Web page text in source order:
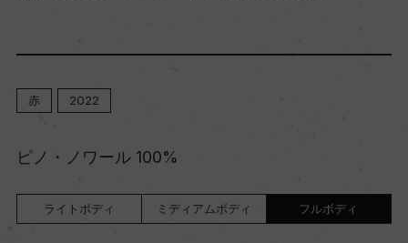
赤 2022
ピノ・ノワール 100%
ライトボディ ミディアムボディ フルボディ